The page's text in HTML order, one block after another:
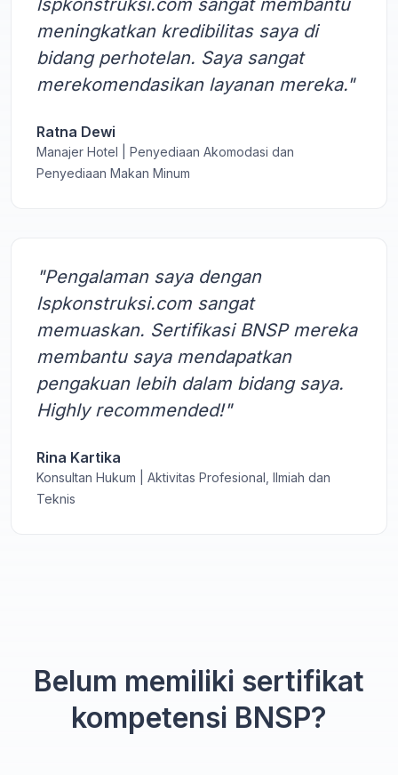
lspkonstruksi.com sangat membantu
meningkatkan kredibilitas saya di
bidang perhotelan. Saya sangat
merekomendasikan layanan mereka."
Ratna Dewi
Manajer Hotel | Penyediaan Akomodasi dan
Penyediaan Makan Minum
"Pengalaman saya dengan
lspkonstruksi.com sangat
memuaskan. Sertifikasi BNSP mereka
membantu saya mendapatkan
pengakuan lebih dalam bidang saya.
Highly recommended!"
Rina Kartika
Konsultan Hukum | Aktivitas Profesional, Ilmiah dan
Teknis
Belum memiliki sertifikat
kompetensi BNSP?